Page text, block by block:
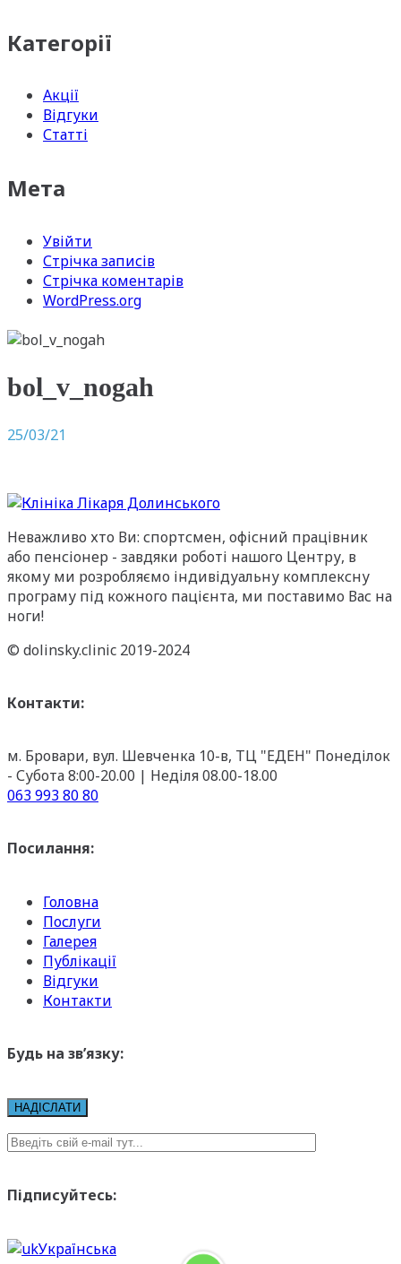
Категорії
Акції
Відгуки
Статті
Мета
Увійти
Стрічка записів
Стрічка коментарів
WordPress.org
bol_v_nogah
25/03/21
Неважливо хто Ви: спортсмен, офісний працівник
або пенсіонер - завдяки роботі нашого Центру, в
якому ми розробляємо індивідуальну комплексну
програму під кожного пацієнта, ми поставимо Вас на
ноги!
© dolinsky.clinic 2019-2024
Контакти:
м. Бровари, вул. Шевченка 10-в, ТЦ "ЕДЕН" Понеділок
- Субота 8:00-20.00 | Неділя 08.00-18.00
063 993 80 80
Посилання:
Головна
Послуги
Галерея
Публікації
Відгуки
Контакти
Будь на зв’язку:
Підписуйтесь:
Українська